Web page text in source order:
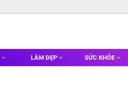
LÀM ĐẸP SỨC KHỎE